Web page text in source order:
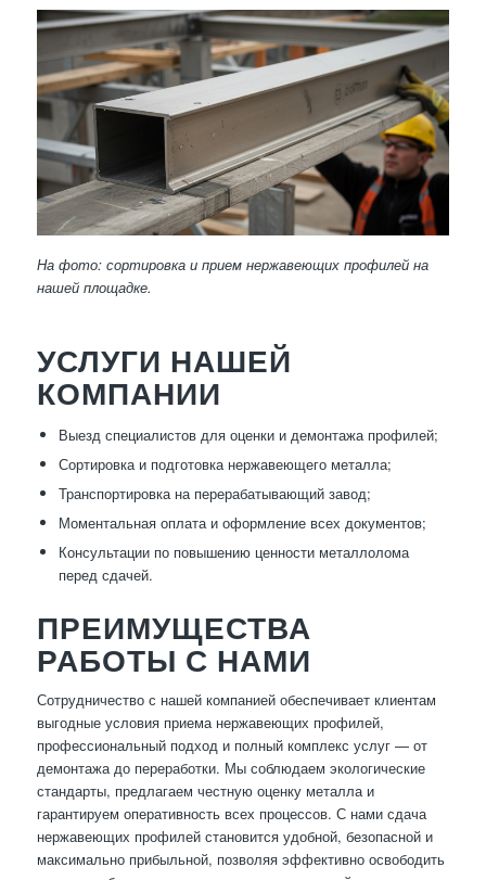
На фото: сортировка и прием нержавеющих профилей на
нашей площадке.
УСЛУГИ НАШЕЙ
КОМПАНИИ
Выезд специалистов для оценки и демонтажа профилей;
Сортировка и подготовка нержавеющего металла;
Транспортировка на перерабатывающий завод;
Моментальная оплата и оформление всех документов;
Консультации по повышению ценности металлолома
перед сдачей.
ПРЕИМУЩЕСТВА
РАБОТЫ С НАМИ
Сотрудничество с нашей компанией обеспечивает клиентам
выгодные условия приема нержавеющих профилей,
профессиональный подход и полный комплекс услуг — от
демонтажа до переработки. Мы соблюдаем экологические
стандарты, предлагаем честную оценку металла и
гарантируем оперативность всех процессов. С нами сдача
нержавеющих профилей становится удобной, безопасной и
максимально прибыльной, позволяя эффективно освободить